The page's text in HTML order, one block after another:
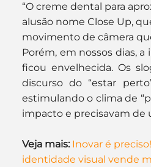
“O creme dental para
alusão nome Close Up,
movimento de câmera
Porém, em nossos dias,
ficou envelhecida. Os
discurso do “estar
estimulando o clima de
impacto e precisavam de
Veja mais: Inovar é
identidade visual vende